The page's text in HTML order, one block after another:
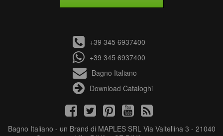
+39 345 6937400
+39 345 6937400
Bagno Italiano
Download Cataloghi
Bagno Italiano - un Brand di MAPLES SRL Via Valtellina 3 - 21040